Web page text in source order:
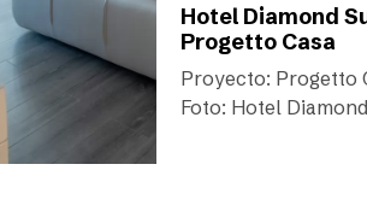
Hotel Diamond
Progetto Casa
Proyecto: Progetto
Foto: Hotel